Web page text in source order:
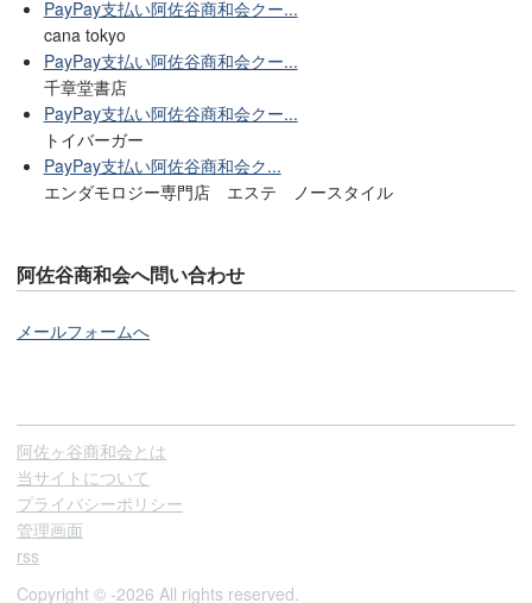
PayPay支払い阿佐谷商和会クー...
cana tokyo
PayPay支払い阿佐谷商和会クー...
千章堂書店
PayPay支払い阿佐谷商和会クー...
トイバーガー
PayPay支払い阿佐谷商和会ク...
エンダモロジー専門店 エステ ノースタイル
阿佐谷商和会へ問い合わせ
メールフォームへ
阿佐ヶ谷商和会とは
当サイトについて
プライバシーポリシー
管理画面
rss
Copyright © -2026 All rights reserved.